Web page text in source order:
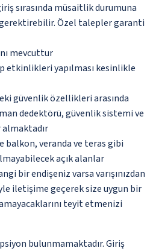
sırasında müsaitlik durumuna
gerektirebilir. Özel talepler garanti
mevcuttur
etkinlikleri yapılması kesinlikle
güvenlik özellikleri arasında
dedektörü, güvenlik sistemi ve
almaktadır
balkon, veranda ve teras gibi
açık alanlar
bir endişeniz varsa varışınızdan
iletişime geçerek size uygun bir
teyit etmenizi
bulunmamaktadır. Giriş